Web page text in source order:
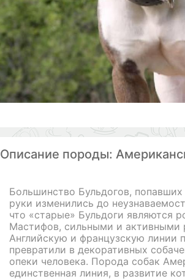
Описание породы:
Большинство Бульдогов,
руки изменились до
что «старые» Бульдоги являются
Мастифов, сильными и активными
Английскую и французскую линии
превратили в декоративных
опеки человека. Порода собак
единственная линия, в развитие